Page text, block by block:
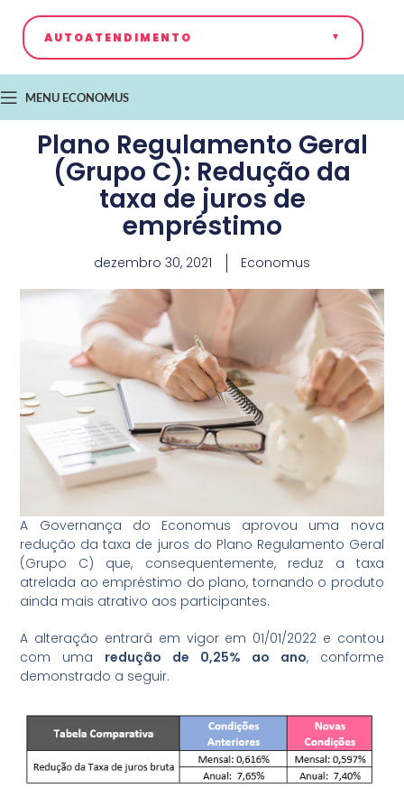
AUTOATENDIMENTO
MENU ECONOMUS
Plano Regulamento Geral
(Grupo C): Redução da
taxa de juros de
empréstimo
dezembro 30, 2021 Economus
A Governança do Economus aprovou uma nova
redução da taxa de juros do Plano Regulamento Geral
(Grupo C) que, consequentemente, reduz a taxa
atrelada ao empréstimo do plano, tornando o produto
ainda mais atrativo aos participantes.
A alteração entrará em vigor em 01/01/2022 e contou
com uma redução de 0,25% ao ano, conforme
demonstrado a seguir.